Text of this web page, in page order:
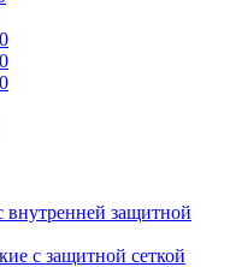
защитной
с защитной сеткой